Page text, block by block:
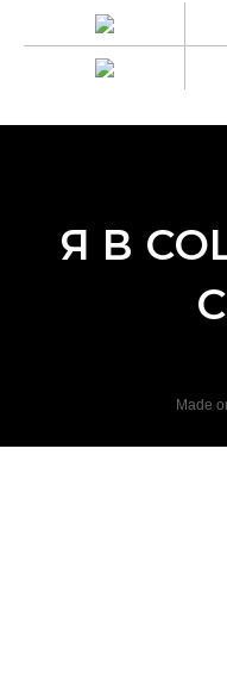
Я В
Made